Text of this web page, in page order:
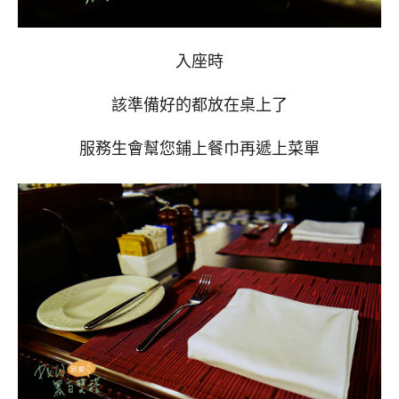
入座時
該準備好的都放在桌上了
服務生會幫您鋪上餐巾再遞上菜單